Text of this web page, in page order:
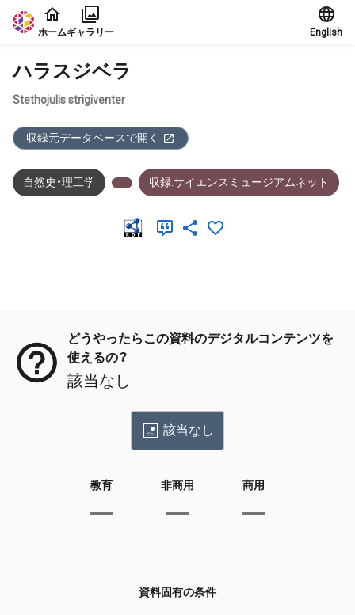
本文に飛ぶ
ホームギャラリー English
ハラスジベラ
Stethojulis strigiventer
収録元データベースで開く
自然史・理工学 収録:サイエンスミュージアムネット
どうやったらこの資料のデジタルコンテンツを
使えるの？
該当なし
該当なし
教育 非商用 商用
資料固有の条件